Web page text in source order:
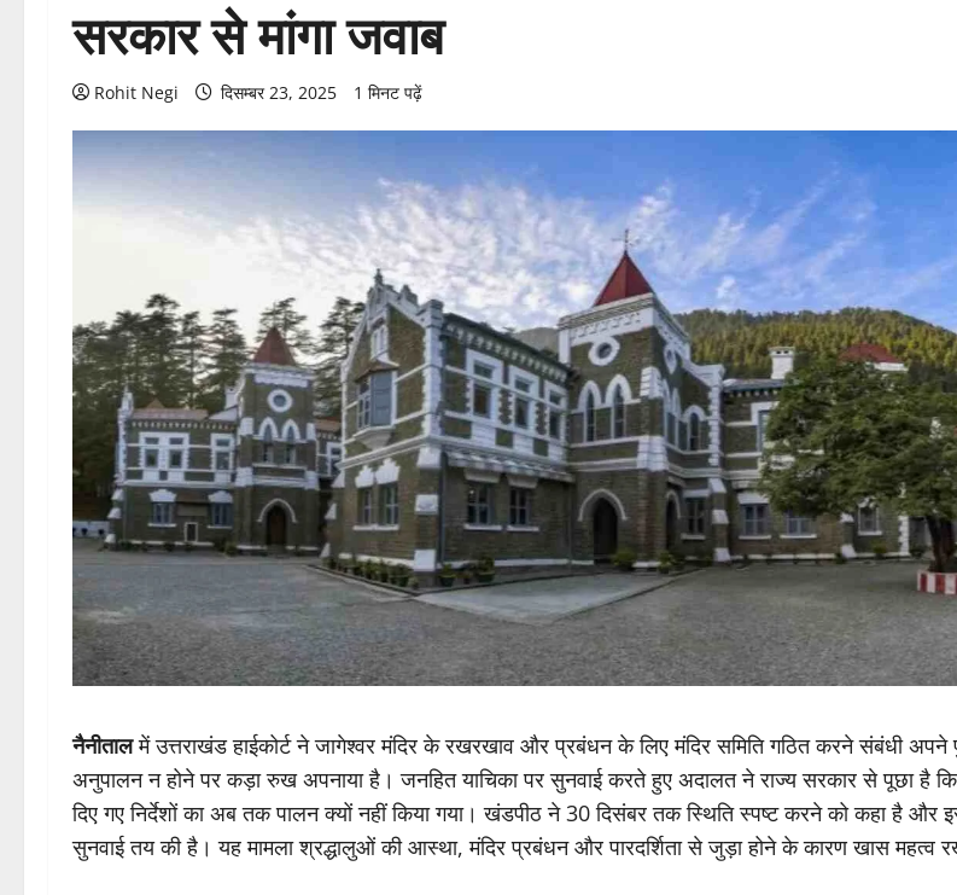
सरकार से मांगा जवाब
Rohit Negi दिसम्बर 23, 2025 1 मिनट पढ़ें
नैनीतालमें उत्तराखंड हाईकोर्ट ने जागेश्वर मंदिर के रखरखाव और प्रबंधन के लिए मंदिर समिति गठित करने संबंधी
अनुपालन न होने पर कड़ा रुख अपनाया है। जनहित याचिका पर सुनवाई करते हुए अदालत ने राज्य सरकार से पूछा है
दिए गए निर्देशों का अब तक पालन क्यों नहीं किया गया। खंडपीठ ने 30 दिसंबर तक स्थिति स्पष्ट करने को कहा है और
सुनवाई तय की है। यह मामला श्रद्धालुओं की आस्था, मंदिर प्रबंधन और पारदर्शिता से जुड़ा होने के कारण खास महत्व